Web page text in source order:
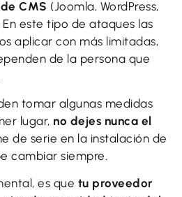
CMS (Joomla, WordPress,
este tipo de ataques las
aplicar con más limitadas,
de la persona que
tomar algunas medidas
lugar, no dejes nunca el
de serie en la instalación de
cambiar siempre.
es que tu proveedor